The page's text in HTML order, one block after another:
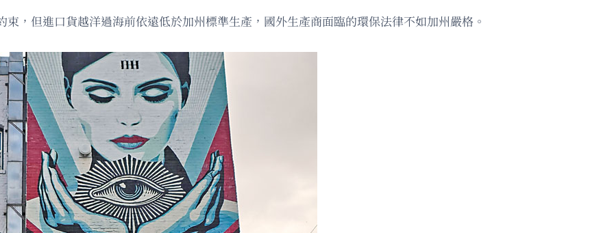
，但進口貨越洋過海前依遠低於加州標準生產，國外生產商面臨的環保法律不如加州嚴格。